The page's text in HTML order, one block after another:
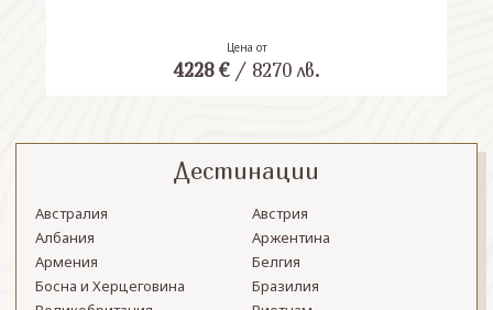
Цена от
4228 €/ 8270 лв.
Дестинации
Австралия
Австрия
Албания
Аржентина
Армения
Белгия
Босна и Херцеговина
Бразилия